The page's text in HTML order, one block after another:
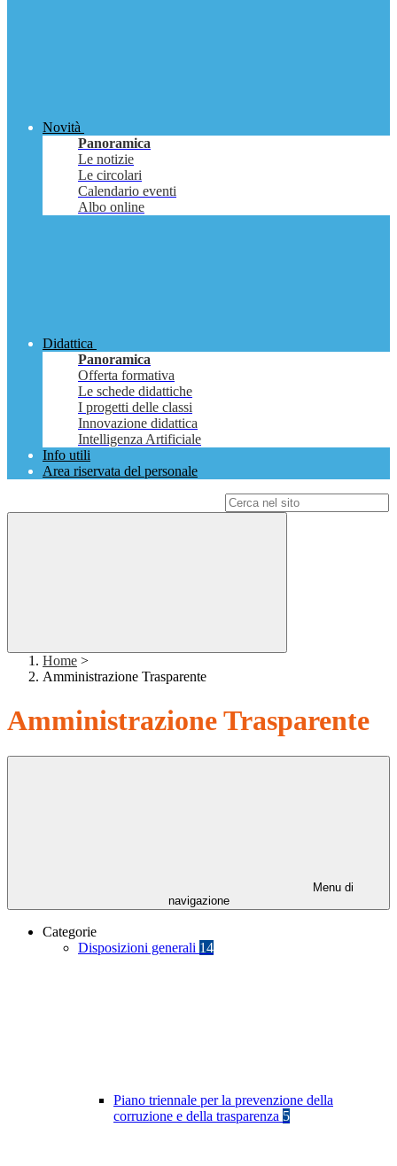
Novità
Panoramica
Le notizie
Le circolari
Calendario eventi
Albo online
Didattica
Panoramica
Offerta formativa
Le schede didattiche
I progetti delle classi
Innovazione didattica
Intelligenza Artificiale
Info utili
Area riservata del personale
Home >
Amministrazione Trasparente
Amministrazione Trasparente
Menu di
navigazione
Categorie
Disposizioni generali 14
Piano triennale per la prevenzione della
corruzione e della trasparenza 5